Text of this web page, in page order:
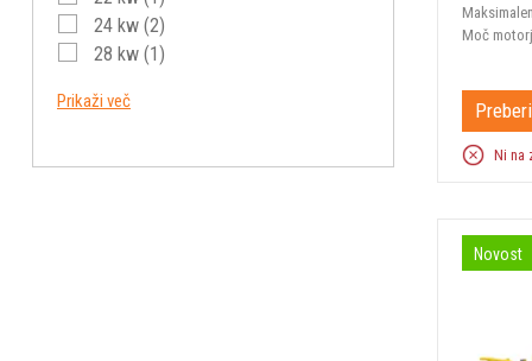
24 kw (2)
28 kw (1)
34 kw
48 kw(1)
Prikaži več
Moč
Ni na
Novost